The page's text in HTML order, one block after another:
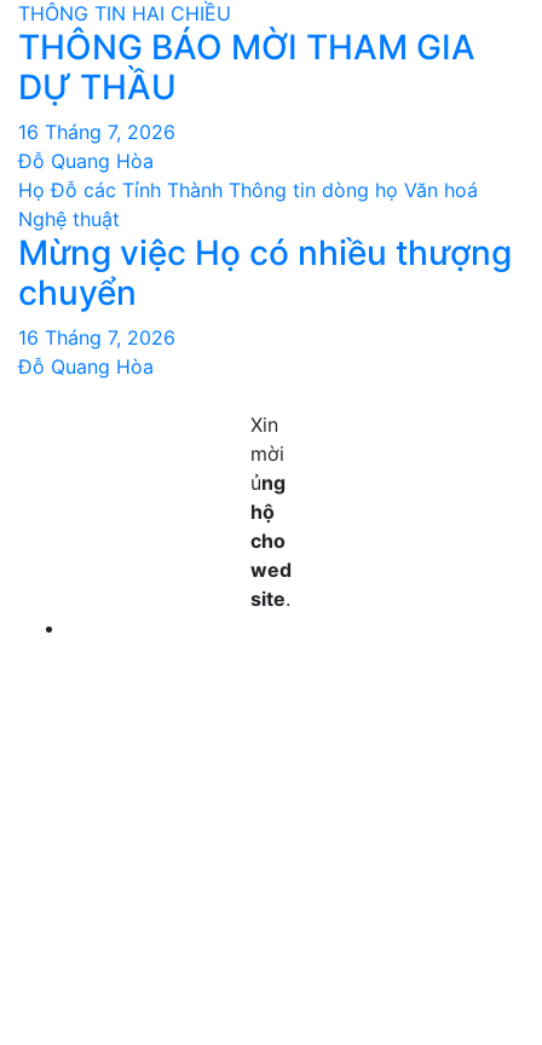
THÔNG TIN HAI CHIỀU
THÔNG BÁO MỜI THAM GIA
DỰ THẦU
16 Tháng 7, 2026
Đỗ Quang Hòa
Họ Đỗ các Tỉnh Thành Thông tin dòng họ Văn hoá
Nghệ thuật
Mừng việc Họ có nhiều thượng
chuyển
16 Tháng 7, 2026
Đỗ Quang Hòa
Xin
mời
ủng
hộ
cho
wed
site.